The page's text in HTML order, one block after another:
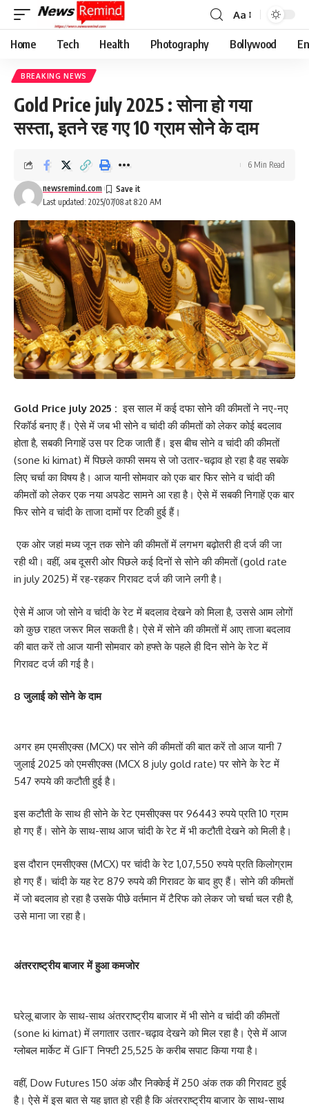
Font
Resizer
Aa
Home Tech Health Photography Bollywood
BREAKING NEWS
Gold Price july 2025 : सोना हो गया
सस्ता, इतने रह गए 10 ग्राम सोने के दाम
Last updated: 2025/07/08 at 8:20 AM
newsremind.com
6 Min Read
Gold Price july 2025 :इस साल में कई दफा सोने की कीमतों ने नए-नए
रिकॉर्ड बनाए हैं। ऐसे में जब भी सोने व चांदी की कीमतों को लेकर कोई बदलाव
होता है, सबकी निगाहें उस पर टिक जाती हैं। इस बीच सोने व चांदी की कीमतों
(sone ki kimat) में पिछले काफी समय से जो उतार-चढ़ाव हो रहा है वह सबके
लिए चर्चा का विषय है। आज यानी सोमवार को एक बार फिर सोने व चांदी की
कीमतों को लेकर एक नया अपडेट सामने आ रहा है। ऐसे में सबकी निगाहें एक बार
फिर सोने व चांदी के ताजा दामों पर टिकी हुई हैं।
एक ओर जहां मध्य जून तक सोने की कीमतों में लगभग बढ़ोतरी ही दर्ज की जा
रही थी। वहीं, अब दूसरी ओर पिछले कई दिनों से सोने की कीमतों (gold rate
in july 2025) में रह-रहकर गिरावट दर्ज की जाने लगी है।
ऐसे में आज जो सोने व चांदी के रेट में बदलाव देखने को मिला है, उससे आम लोगों
को कुछ राहत जरूर मिल सकती है। ऐसे में सोने की कीमतों में आए ताजा बदलाव
की बात करें तो आज यानी सोमवार को हफ्ते के पहले ही दिन सोने के रेट में
गिरावट दर्ज की गई है।
8 जुलाई को सोने के दाम
अगर हम एमसीएक्स (MCX) पर सोने की कीमतों की बात करें तो आज यानी 7
जुलाई 2025 को एमसीएक्स (MCX 8 july gold rate) पर सोने के रेट में
547 रुपये की कटौती हुई है।
इस कटौती के साथ ही सोने के रेट एमसीएक्स पर 96443 रुपये प्रति 10 ग्राम
हो गए हैं। सोने के साथ-साथ आज चांदी के रेट में भी कटौती देखने को मिली है।
इस दौरान एमसीएक्स (MCX) पर चांदी के रेट 1,07,550 रुपये प्रति किलोग्राम
हो गए हैं। चांदी के यह रेट 879 रुपये की गिरावट के बाद हुए हैं। सोने की कीमतों
में जो बदलाव हो रहा है उसके पीछे वर्तमान में टैरिफ को लेकर जो चर्चा चल रही है,
उसे माना जा रहा है।
अंतरराष्ट्रीय बाजार में हुआ कमजोर
घरेलू बाजार के साथ-साथ अंतरराष्ट्रीय बाजार में भी सोने व चांदी की कीमतों
(sone ki kimat) में लगातार उतार-चढ़ाव देखने को मिल रहा है। ऐसे में आज
ग्लोबल मार्केट में GIFT निफ्टी 25,525 के करीब सपाट किया गया है।
वहीं, Dow Futures 150 अंक और निक्केई में 250 अंक तक की गिरावट हुई
है। ऐसे में इस बात से यह ज्ञात हो रही है कि अंतरराष्ट्रीय बाजार के साथ-साथ